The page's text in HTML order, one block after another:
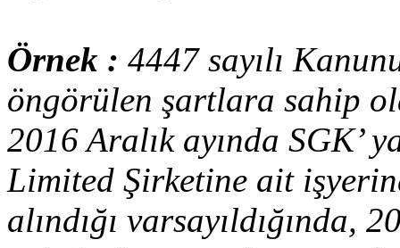
Örnek : 4447 sayılı
öngörülen şartlara sahip
2016 Aralık ayında SGK’
Limited Şirketine ait
alındığı varsayıldığında,